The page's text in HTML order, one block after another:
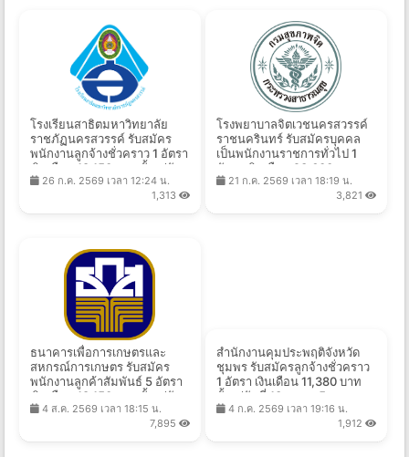
โรงเรียนสาธิตมหาวิทยาลัย
ราชภัฏนครสวรรค์ รับสมัคร
พนักงานลูกจ้างชั่วคราว 1 อัตรา
เงินเดือน 18,150 บาท ตั้งแต่วัน
ที่ 27 ก.ค. - 11 ส.ค. 2569
26 ก.ค. 2569 เวลา 12:24 น.
1,313
โรงพยาบาลจิตเวชนครสวรรค์
ราชนครินทร์ รับสมัครบุคคล
เป็นพนักงานราชการทั่วไป 1
อัตรา เงินเดือน 23,600 บาท
ตั้งแต่วันที่ 27 ก.ค. - 28 ส.ค.
21 ก.ค. 2569 เวลา 18:19 น.
3,821
ธนาคารเพื่อการเกษตรและ
สหกรณ์การเกษตร รับสมัคร
พนักงานลูกค้าสัมพันธ์ 5 อัตรา
เงินเดือน 18,150 บาท ตั้งแต่วัน
ที่ 4 - 14 ส.ค. 2569
4 ส.ค. 2569 เวลา 18:15 น.
7,895
สำนักงานคุมประพฤติจังหวัด
ชุมพร รับสมัครลูกจ้างชั่วคราว
1 อัตรา เงินเดือน 11,380 บาท
ตั้งแต่วันที่ 13 ก.ค. - 5 ส.ค.
2569
4 ก.ค. 2569 เวลา 19:16 น.
1,912